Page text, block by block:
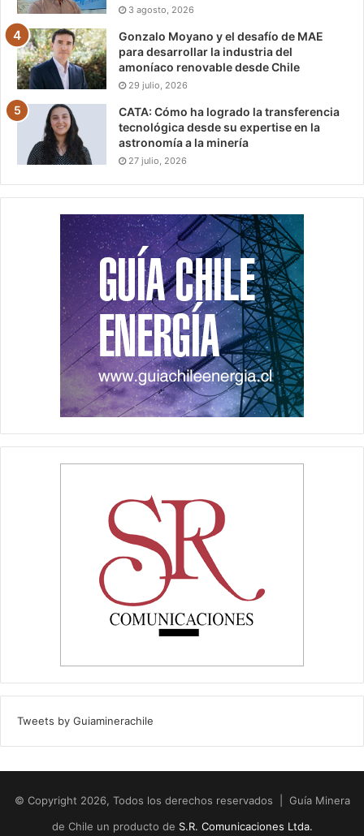
3 agosto, 2026
Gonzalo Moyano y el desafío de MAE
para desarrollar la industria del
amoníaco renovable desde Chile
29 julio, 2026
CATA: Cómo ha logrado la transferencia
tecnológica desde su expertise en la
astronomía a la minería
27 julio, 2026
Tweets by Guiaminerachile
© Copyright 2026, Todos los derechos reservados | Guía Minera
de Chile un producto de S.R. Comunicaciones Ltda.